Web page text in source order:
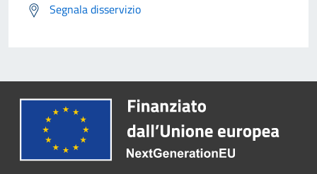
Segnala disservizio